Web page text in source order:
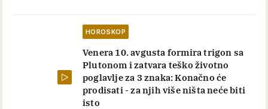
HOROSKOP
Venera 10. avgusta formira trigon sa
Plutonom i zatvara teško životno
poglavlje za 3 znaka: Konačno će
prodisati - za njih više ništa neće biti
isto